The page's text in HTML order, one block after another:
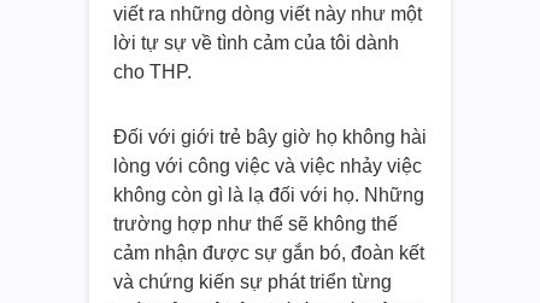
viết ra những dòng viết này như một
lời tự sự về tình cảm của tôi dành
cho THP.
Đối với giới trẻ bây giờ họ không hài
lòng với công việc và việc nhảy việc
không còn gì là lạ đối với họ. Những
trường hợp như thế sẽ không thế
cảm nhận được sự gắn bó, đoàn kết
và chứng kiến sự phát triển từng